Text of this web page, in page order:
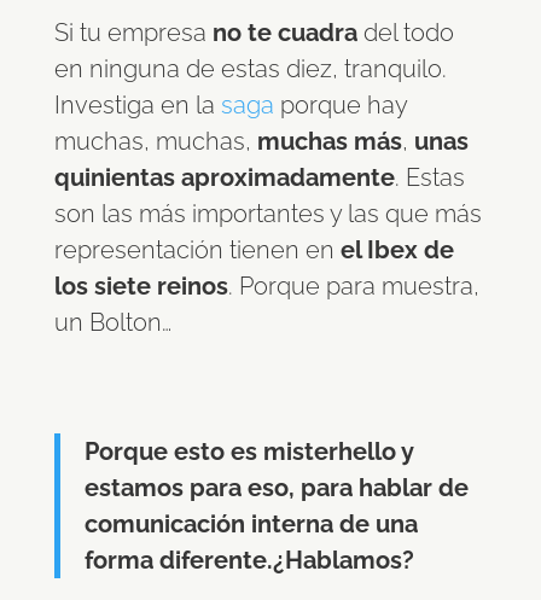
Si tu empresa no te cuadradel todo
en ninguna de estas diez, tranquilo.
Investiga en la saga porque hay
muchas, muchas, muchas más, unas
quinientas aproximadamente. Estas
son las más importantes y las que más
representación tienen en el Ibex de
los siete reinos. Porque para muestra,
un Bolton…
Porque esto es misterhello y
estamos para eso, para hablar de
comunicación interna de una
forma diferente.¿Hablamos?